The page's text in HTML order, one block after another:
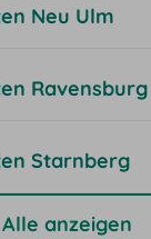
Neu Ulm
Ravensburg
Starnberg
Alle anzeigen